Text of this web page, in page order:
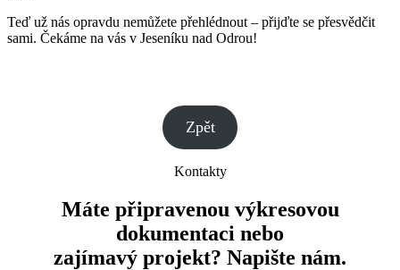
Teď už nás opravdu nemůžete přehlédnout – přijďte se přesvědčit
sami. Čekáme na vás v Jeseníku nad Odrou!
Zpět
Kontakty
Máte připravenou výkresovou
dokumentaci nebo
zajímavý projekt? Napište nám.